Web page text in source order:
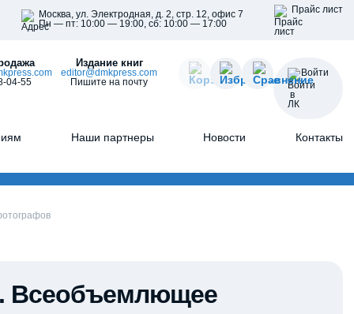
Москва, ул. Электродная, д. 2, стр. 12, офис 7
Пн — пт: 10:00 — 19:00, сб: 10:00 — 17:00
Прайс лист
04-55
Издание книг
editor@dmkpress.com
Пишите на почту
Войти
Наши партнеры Новости Контакты
Всеобъемлющее